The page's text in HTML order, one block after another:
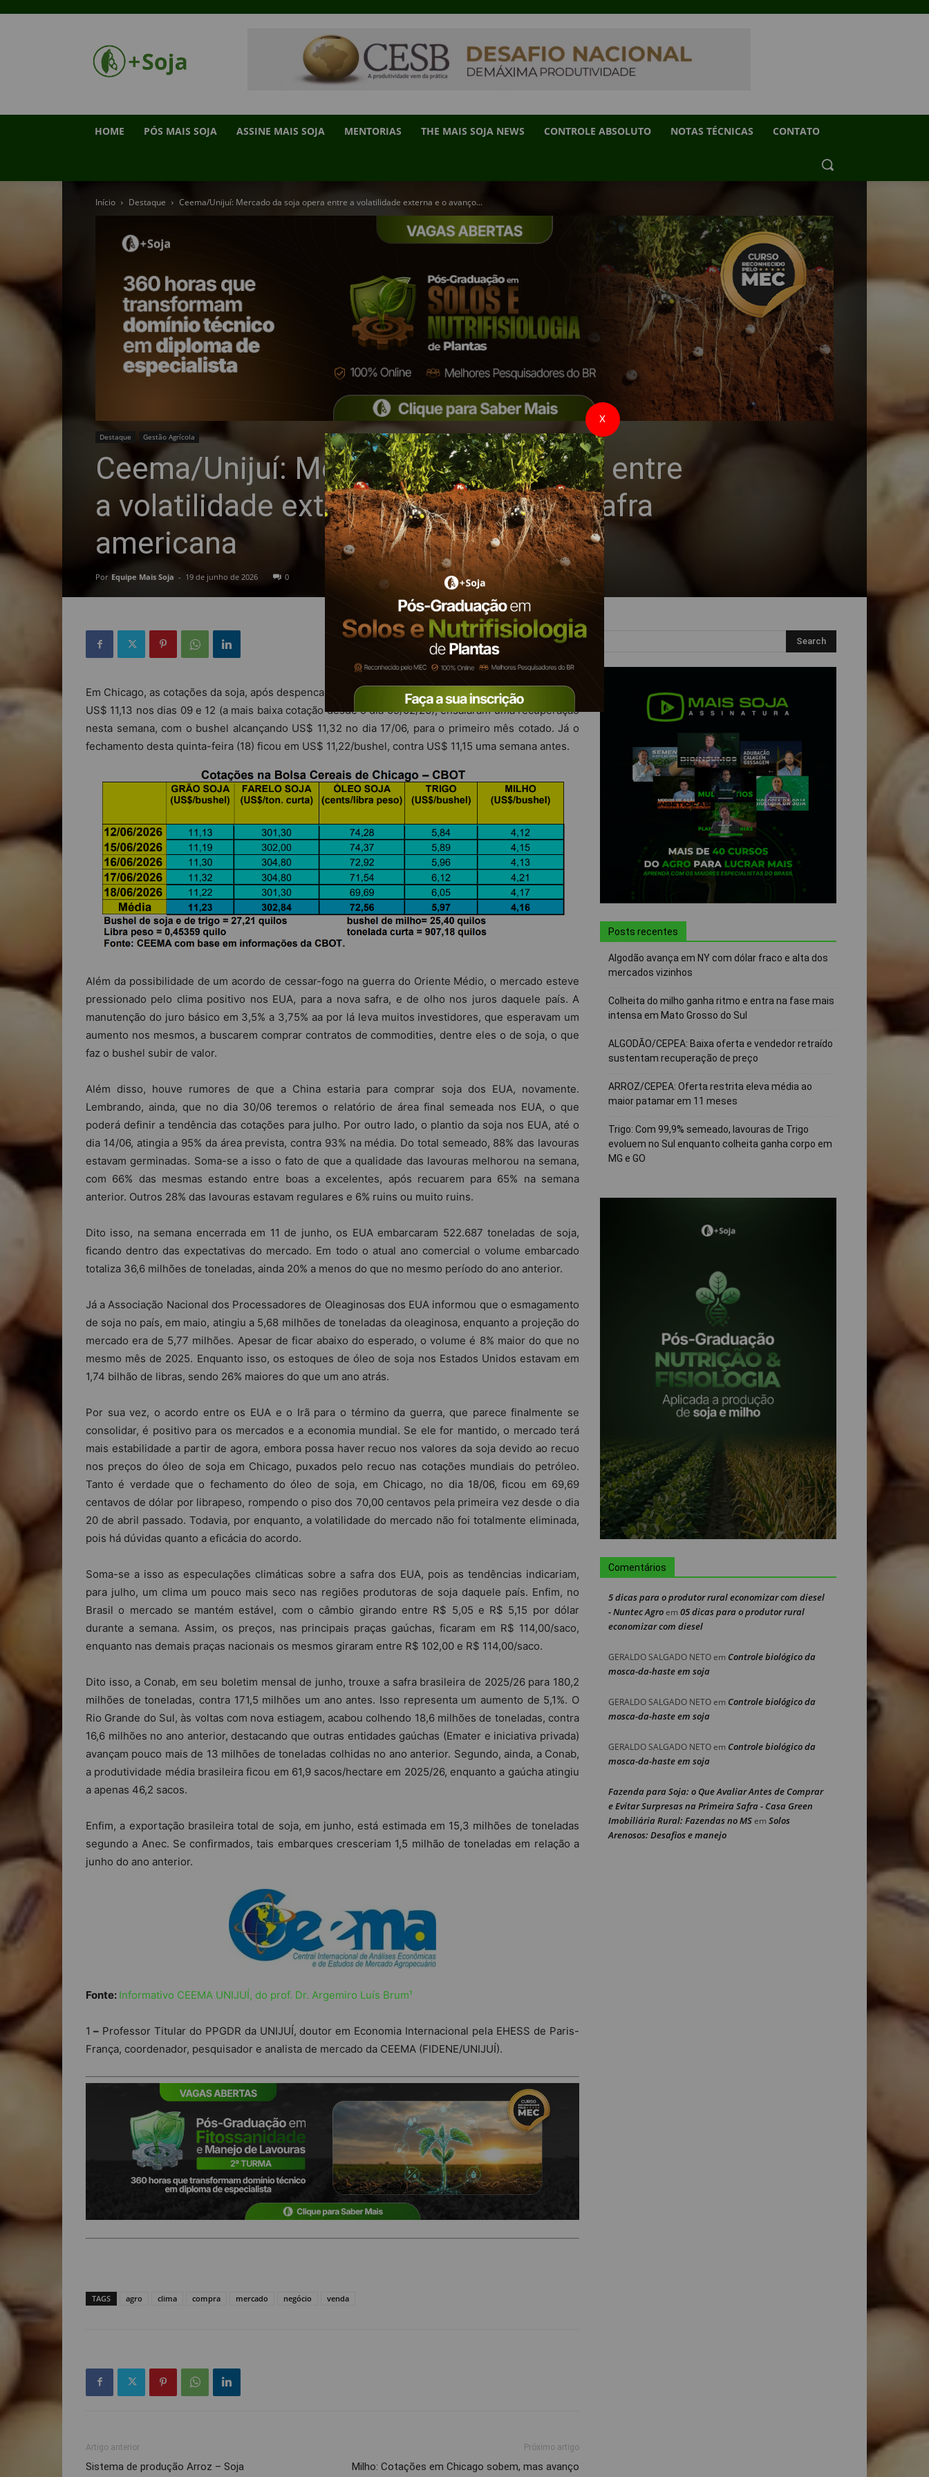
HOME PÓS MAIS SOJA ASSINE MAIS SOJA MENTORIAS THE MAIS SOJA NEWS CONTROLE ABSOLUTO NOTAS TÉCNICAS CONTATO
Início Destaque Ceema/Unijuí: Mercado da soja opera entre a volatilidade externa e o avanço...
Destaque Gestão Agrícola
Ceema/Unijuí: Mercado da soja opera entre
a volatilidade externa e o avanço da safra
americana
Por Equipe Mais Soja - 19 de junho de 2026 0
Em Chicago, as cotações da soja, após despencarem a partir do dia 02/06, quando o bushel chegou a
US$ 11,13 nos dias 09 e 12 (a mais baixa cotação desde o dia 09/02/26), ensaiaram uma recuperação
nesta semana, com o bushel alcançando US$ 11,32 no dia 17/06, para o primeiro mês cotado. Já o
fechamento desta quinta-feira (18) ficou em US$ 11,22/bushel, contra US$ 11,15 uma semana antes.
Além da possibilidade de um acordo de cessar-fogo na guerra do Oriente Médio, o mercado esteve
pressionado pelo clima positivo nos EUA, para a nova safra, e de olho nos juros daquele país. A
manutenção do juro básico em 3,5% a 3,75% aa por lá leva muitos investidores, que esperavam um
aumento nos mesmos, a buscarem comprar contratos de commodities, dentre eles o de soja, o que
faz o bushel subir de valor.
Além disso, houve rumores de que a China estaria para comprar soja dos EUA, novamente.
Lembrando, ainda, que no dia 30/06 teremos o relatório de área final semeada nos EUA, o que
poderá definir a tendência das cotações para julho. Por outro lado, o plantio da soja nos EUA, até o
dia 14/06, atingia a 95% da área prevista, contra 93% na média. Do total semeado, 88% das lavouras
estavam germinadas. Soma-se a isso o fato de que a qualidade das lavouras melhorou na semana,
com 66% das mesmas estando entre boas a excelentes, após recuarem para 65% na semana
anterior. Outros 28% das lavouras estavam regulares e 6% ruins ou muito ruins.
Dito isso, na semana encerrada em 11 de junho, os EUA embarcaram 522.687 toneladas de soja,
ficando dentro das expectativas do mercado. Em todo o atual ano comercial o volume embarcado
totaliza 36,6 milhões de toneladas, ainda 20% a menos do que no mesmo período do ano anterior.
Já a Associação Nacional dos Processadores de Oleaginosas dos EUA informou que o esmagamento
de soja no país, em maio, atingiu a 5,68 milhões de toneladas da oleaginosa, enquanto a projeção do
mercado era de 5,77 milhões. Apesar de ficar abaixo do esperado, o volume é 8% maior do que no
mesmo mês de 2025. Enquanto isso, os estoques de óleo de soja nos Estados Unidos estavam em
1,74 bilhão de libras, sendo 26% maiores do que um ano atrás.
Por sua vez, o acordo entre os EUA e o Irã para o término da guerra, que parece finalmente se
consolidar, é positivo para os mercados e a economia mundial. Se ele for mantido, o mercado terá
mais estabilidade a partir de agora, embora possa haver recuo nos valores da soja devido ao recuo
nos preços do óleo de soja em Chicago, puxados pelo recuo nas cotações mundiais do petróleo.
Tanto é verdade que o fechamento do óleo de soja, em Chicago, no dia 18/06, ficou em 69,69
centavos de dólar por librapeso, rompendo o piso dos 70,00 centavos pela primeira vez desde o dia
20 de abril passado. Todavia, por enquanto, a volatilidade do mercado não foi totalmente eliminada,
pois há dúvidas quanto a eficácia do acordo.
Soma-se a isso as especulações climáticas sobre a safra dos EUA, pois as tendências indicariam,
para julho, um clima um pouco mais seco nas regiões produtoras de soja daquele país. Enfim, no
Brasil o mercado se mantém estável, com o câmbio girando entre R$ 5,05 e R$ 5,15 por dólar
durante a semana. Assim, os preços, nas principais praças gaúchas, ficaram em R$ 114,00/saco,
enquanto nas demais praças nacionais os mesmos giraram entre R$ 102,00 e R$ 114,00/saco.
Dito isso, a Conab, em seu boletim mensal de junho, trouxe a safra brasileira de 2025/26 para 180,2
milhões de toneladas, contra 171,5 milhões um ano antes. Isso representa um aumento de 5,1%. O
Rio Grande do Sul, às voltas com nova estiagem, acabou colhendo 18,6 milhões de toneladas, contra
16,6 milhões no ano anterior, destacando que outras entidades gaúchas (Emater e iniciativa privada)
avançam pouco mais de 13 milhões de toneladas colhidas no ano anterior. Segundo, ainda, a Conab,
a produtividade média brasileira ficou em 61,9 sacos/hectare em 2025/26, enquanto a gaúcha atingiu
a apenas 46,2 sacos.
Enfim, a exportação brasileira total de soja, em junho, está estimada em 15,3 milhões de toneladas
segundo a Anec. Se confirmados, tais embarques cresceriam 1,5 milhão de toneladas em relação a
junho do ano anterior.
Fonte: Informativo CEEMA UNIJUÍ, do prof. Dr. Argemiro Luís Brum¹
1 –Professor Titular do PPGDR da UNIJUÍ, doutor em Economia Internacional pela EHESS de Paris-
França, coordenador, pesquisador e analista de mercado da CEEMA (FIDENE/UNIJUÍ).
TAGS agro clima compra mercado negócio venda
Artigo anterior
Sistema de produção Arroz – Soja
Próximo artigo
Milho: Cotações em Chicago sobem, mas avanço
Posts recentes
Algodão avança em NY com dólar fraco e alta dos
mercados vizinhos
Colheita do milho ganha ritmo e entra na fase mais
intensa em Mato Grosso do Sul
ALGODÃO/CEPEA: Baixa oferta e vendedor retraído
sustentam recuperação de preço
ARROZ/CEPEA: Oferta restrita eleva média ao
maior patamar em 11 meses
Trigo: Com 99,9% semeado, lavouras de Trigo
evoluem no Sul enquanto colheita ganha corpo em
MG e GO
Comentários
5 dicas para o produtor rural economizar com diesel
- Nuntec Agroem 05 dicas para o produtor rural
economizar com diesel
GERALDO SALGADO NETOem Controle biológico da
mosca-da-haste em soja
GERALDO SALGADO NETOem Controle biológico da
mosca-da-haste em soja
GERALDO SALGADO NETOem Controle biológico da
mosca-da-haste em soja
Fazenda para Soja: o Que Avaliar Antes de Comprar
e Evitar Surpresas na Primeira Safra - Casa Green
Imobiliária Rural: Fazendas no MSem Solos
Arenosos: Desafios e manejo
X